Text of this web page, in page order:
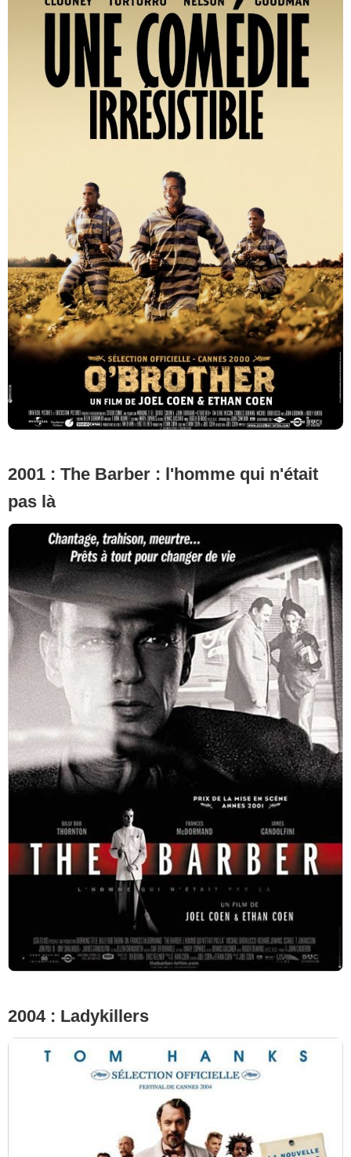
2001 : The Barber : l'homme qui n'était
pas là
2004 : Ladykillers